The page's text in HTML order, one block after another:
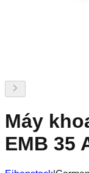
Máy
EMB 35